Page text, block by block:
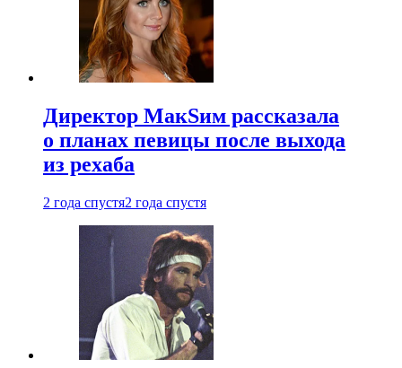
Директор МакSим рассказала
о планах певицы после выхода
из рехаба
2 года спустя2 года спустя